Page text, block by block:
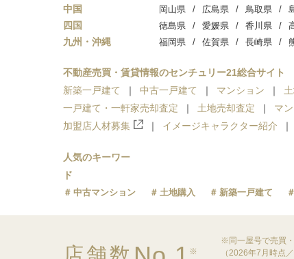
中国 岡山県 広島県 鳥取県
四国 徳島県 愛媛県 香川県
九州・沖縄 福岡県 佐賀県 長崎県
不動産売買・賃貸情報のセンチュリー21総合サイト
新築一戸建て
中古一戸建て マンション
一戸建て・一軒家売却査定
土地売却査定 マ
加盟店人材募集
イメージキャラクター紹介
人気のキーワー
ド
中古マンション 土地購入 新築一戸建て
店舗数 ※
※同一屋号で売買
（2026年7月時点